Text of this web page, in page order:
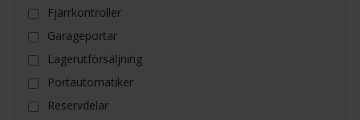
Fjärrkontroller
Garageportar
Lagerutförsäljning
Portautomatiker
Reservdelar